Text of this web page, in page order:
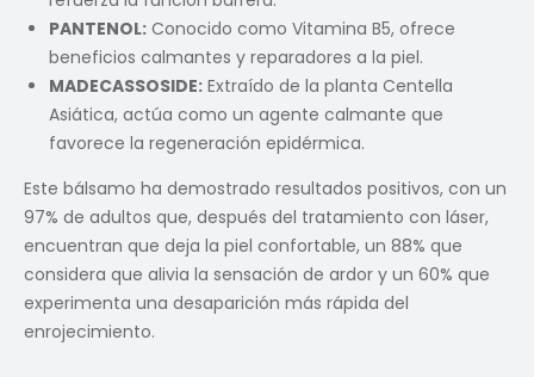
PANTENOL: Conocido como Vitamina B5, ofrece
beneficios calmantes y reparadores a la piel.
MADECASSOSIDE: Extraído de la planta Centella
Asiática, actúa como un agente calmante que
favorece la regeneración epidérmica.
Este bálsamo ha demostrado resultados positivos, con un
97% de adultos que, después del tratamiento con láser,
encuentran que deja la piel confortable, un 88% que
considera que alivia la sensación de ardor y un 60% que
experimenta una desaparición más rápida del
enrojecimiento.